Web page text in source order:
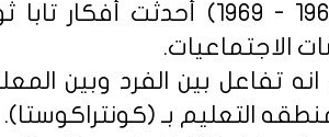
بدأ في منتصف الستينات (1960 -
الاجتماعيات.
تفاعل بين الفرد وبين
التعليم بـ (كونتراكوستا).